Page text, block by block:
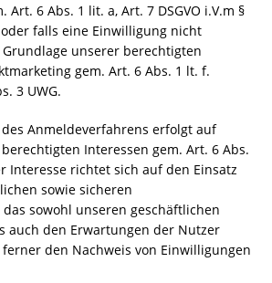
Art. 6 Abs. 1 lit. a, Art. 7 DSGVO i.V.m §
oder falls eine Einwilligung nicht
unserer berechtigten
gem. Art. 6 Abs. 1 lt. f.
3 UWG.
Anmeldeverfahrens erfolgt auf
Interessen gem. Art. 6 Abs.
Interesse richtet sich auf den Einsatz
sowie sicheren
sowohl unseren geschäftlichen
auch den Erwartungen der Nutzer
den Nachweis von Einwilligungen